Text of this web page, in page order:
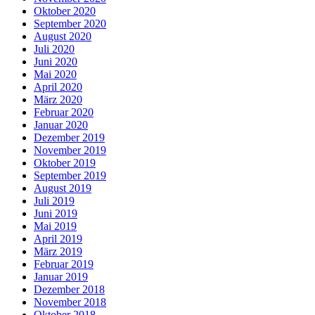
Oktober 2020
September 2020
August 2020
Juli 2020
Juni 2020
Mai 2020
April 2020
März 2020
Februar 2020
Januar 2020
Dezember 2019
November 2019
Oktober 2019
September 2019
August 2019
Juli 2019
Juni 2019
Mai 2019
April 2019
März 2019
Februar 2019
Januar 2019
Dezember 2018
November 2018